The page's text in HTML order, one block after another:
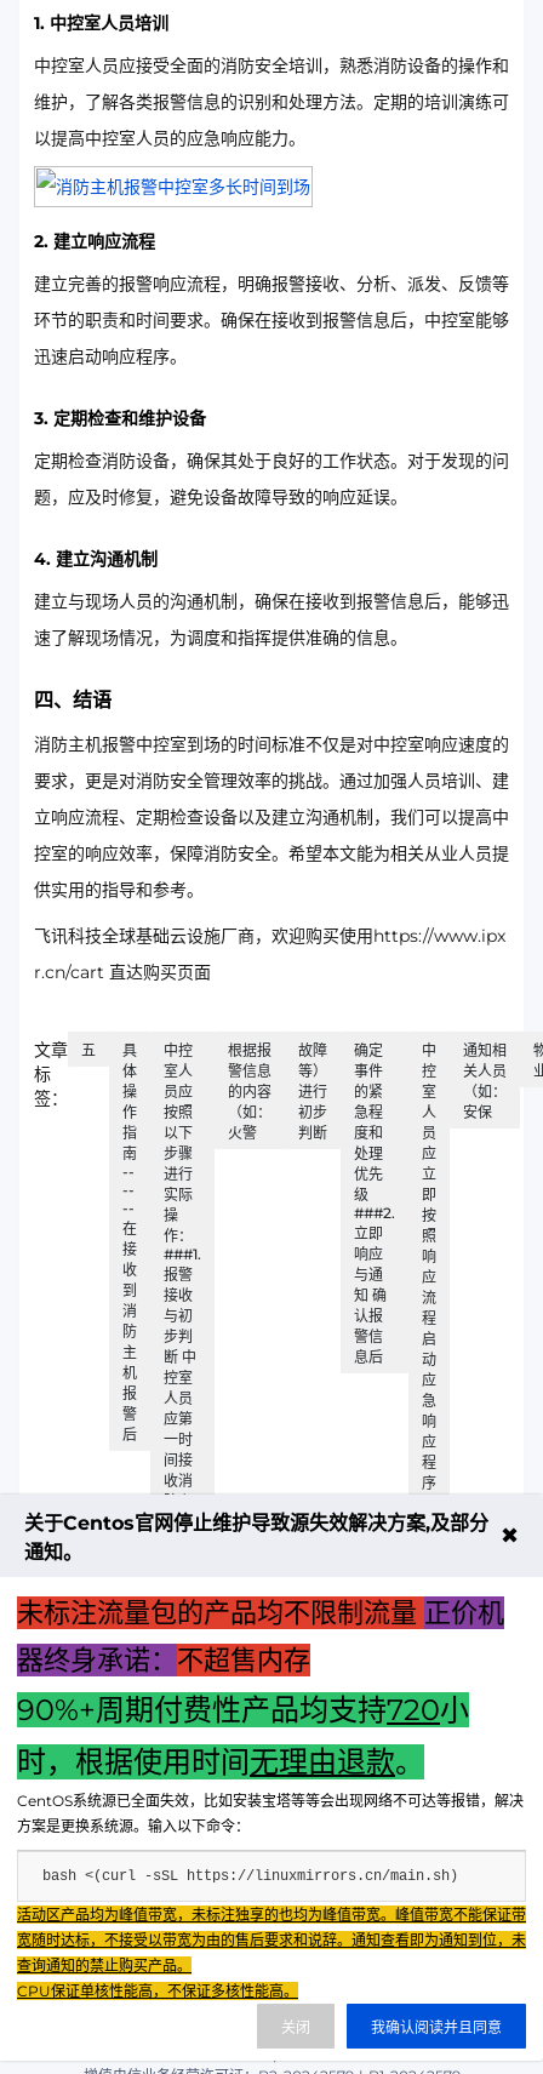
1. 中控室人员培训
中控室人员应接受全面的消防安全培训，熟悉消防设备的操作和
维护，了解各类报警信息的识别和处理方法。定期的培训演练可
以提高中控室人员的应急响应能力。
2. 建立响应流程
建立完善的报警响应流程，明确报警接收、分析、派发、反馈等
环节的职责和时间要求。确保在接收到报警信息后，中控室能够
迅速启动响应程序。
3. 定期检查和维护设备
定期检查消防设备，确保其处于良好的工作状态。对于发现的问
题，应及时修复，避免设备故障导致的响应延误。
4. 建立沟通机制
建立与现场人员的沟通机制，确保在接收到报警信息后，能够迅
速了解现场情况，为调度和指挥提供准确的信息。
四、结语
消防主机报警中控室到场的时间标准不仅是对中控室响应速度的
要求，更是对消防安全管理效率的挑战。通过加强人员培训、建
立响应流程、定期检查设备以及建立沟通机制，我们可以提高中
控室的响应效率，保障消防安全。希望本文能为相关从业人员提
供实用的指导和参考。
飞讯科技全球基础云设施厂商，欢迎购买使用https://www.ipx
r.cn/cart 直达购买页面
文章
标
签：
五
具
体
操
作
指
南
--
--
--
在
接
收
到
消
防
主
机
报
警
后
中控
室人
员应
按照
以下
步骤
进行
实际
操
作：
###1.
报警
接收
与初
步判
断 中
控室
人员
应第
一时
间接
收消
机发
根据报
警信息
的内容
（如：
火警
故障
等）
进行
初步
判断
确定
事件
的紧
急程
度和
处理
优先
级
###2.
立即
响应
与通
知 确
认报
警信
息后
中
控
室
人
员
应
立
即
按
照
响
应
流
程
启
动
应
急
响
应
程
序
通知相
关人员
（如：
安保
上一篇：主机键盘鼠标与虚拟机无缝同步操作指南
下一篇：解决难题：解析本地主机文件读取错误的困境之道
Fenxun Tech 飞讯科技旗下云平台，相关服务主体：
重庆飞讯科技有限公司|中国电信股份有限公司荣昌分公司 提供网络服务 |
重庆飞讯科技有限公司|酷盾 提供CDN服务
渝ICP备2024034038号-1
渝公网安备50022602000851号
渝ICP证2024034038号 |
|
关于Centos官网停止维护导致源失效解决方案,及部分
通知。
✖
未标注流量包的产品均不限制流量 正价机
器终身承诺： 不超售内存
90%+周期付费性产品均支持720小
时，根据使用时间无理由退款。
CentOS系统源已全面失效，比如安装宝塔等等会出现网络不可达等报错，解决
方案是更换系统源。输入以下命令：
bash <(curl -sSL https://linuxmirrors.cn/main.sh)
活动区产品均为峰值带宽，未标注独享的也均为峰值带宽。峰值带宽不能保证带
宽随时达标，不接受以带宽为由的售后要求和说辞。通知查看即为通知到位，未
查询通知的禁止购买产品。
CPU保证单核性能高，不保证多核性能高。
我确认阅读并且同意
关闭